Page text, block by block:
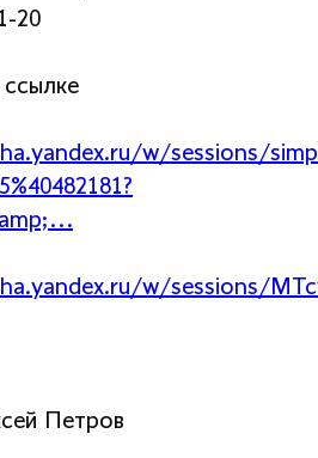
20
w/sessions/
w/sessions/
Петров